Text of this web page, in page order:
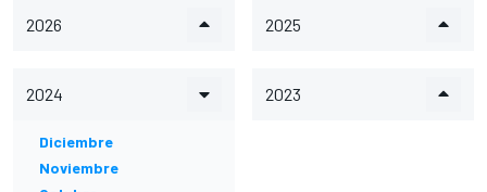
2026
2025
2024
Diciembre
Noviembre
2023